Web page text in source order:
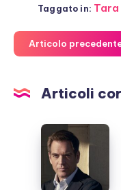
Taggato in:
Articolo
Articoli
NCIS,
torna
Tony
DiNozzo: